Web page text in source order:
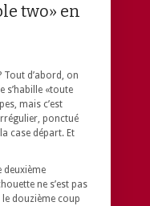
two» en
Tout d’abord, on
s’habille «toute
mais c’est
ponctué
case départ. Et
deuxième
ne s’est pas
douzième coup